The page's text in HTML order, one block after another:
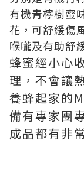
有機青檸樹蜜
花，可舒緩傷
喉嚨及有助舒
蜂蜜經小心
理，不會讓
養蜂起家的
備有專家團
成品都有非